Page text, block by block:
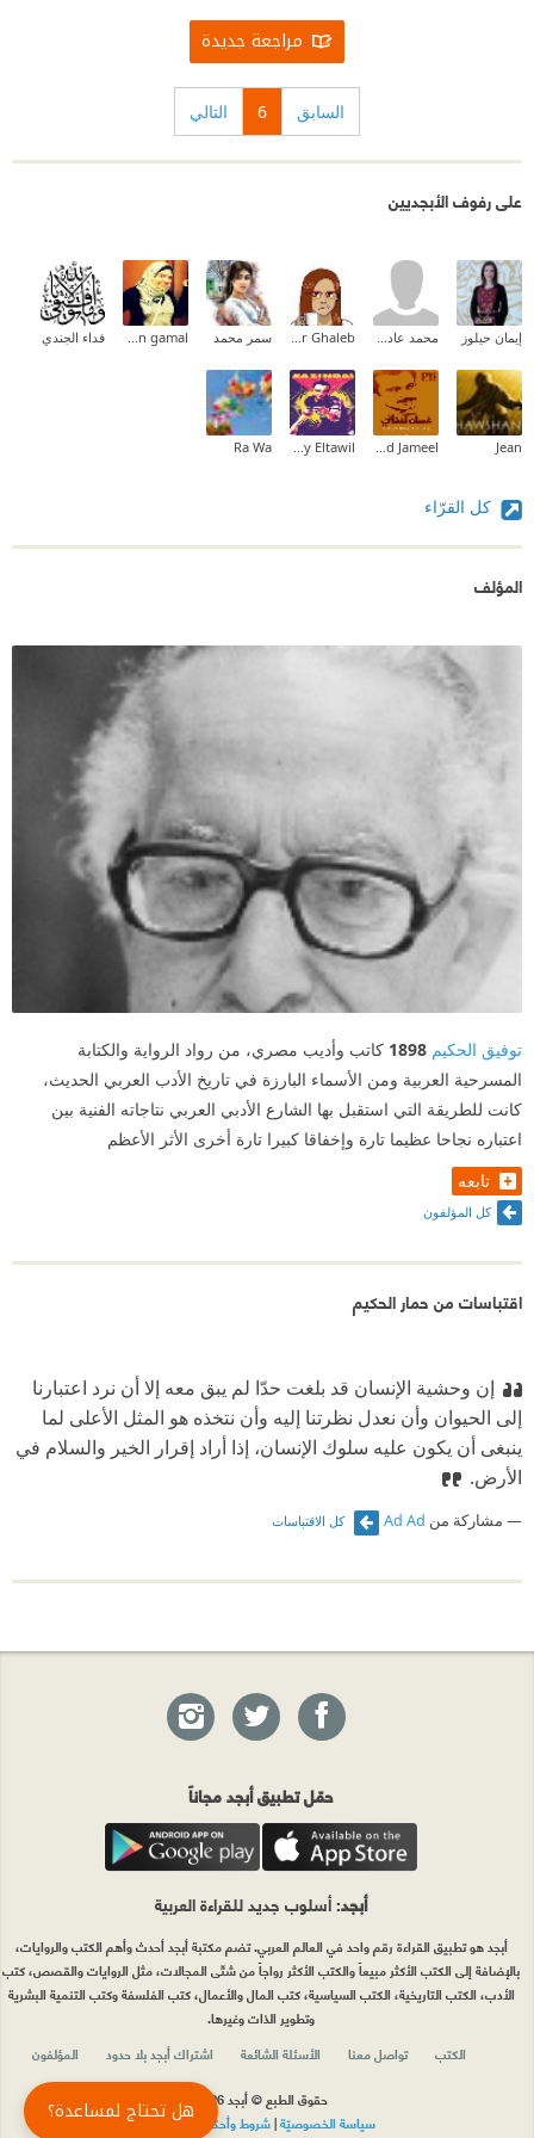
مراجعة جديدة
السابق 6 التالي
على رفوف الأبجديين
إيمان حيلوز محمد عادل أيوب Samar Ghaleb سمر محمد eman gamal فداء الجندي
Jean
Meqdad Jameel
Sabry Eltawil
Ra Wa
كل القرّاء
المؤلف
توفيق الحكيم 1898 كاتب وأديب مصري، من رواد الرواية والكتابة
المسرحية العربية ومن الأسماء البارزة في تاريخ الأدب العربي الحديث،
كانت للطريقة التي استقبل بها الشارع الأدبي العربي نتاجاته الفنية بين
اعتباره نجاحا عظيما تارة وإخفاقا كبيرا تارة أخرى الأثر الأعظم
تابعه
كل المؤلفون
اقتباسات من حمار الحكيم
إن وحشية الإنسان قد بلغت حدّا لم يبق معه إلا أن نرد اعتبارنا
إلى الحيوان وأن نعدل نظرتنا إليه وأن نتخذه هو المثل الأعلى لما
ينبغى أن يكون عليه سلوك الإنسان، إذا أراد إقرار الخير والسلام في
الأرض.
مشاركة من Ad Ad كل الاقتباسات
حمّل تطبيق أبجد مجاناً
أبجد: أسلوب جديد للقراءة العربية
أبجد هو تطبيق القراءة رقم واحد في العالم العربي. تضم مكتبة أبجد أحدث وأهم الكتب والروايات،
بالإضافة إلى الكتب الأكثر مبيعاً والكتب الأكثر رواجاً من شتّى المجالات، مثل الروايات والقصص، كتب
الأدب، الكتب التاريخية، الكتب السياسية، كتب المال والأعمال، كتب الفلسفة وكتب التنمية البشرية
وتطوير الذات وغيرها.
الكتب
تواصل معنا الأسئلة الشائعة اشتراك أبجد بلا حدود
المؤلفون
حقوق الطبع © أبجد 2026
سياسة الخصوصيّة|شروط وأحكام الاستخدامهل تحتاج لمساعدة؟